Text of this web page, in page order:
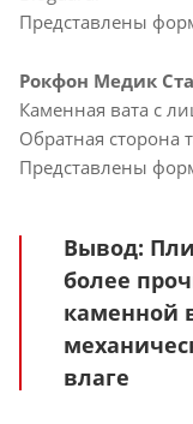
Представлены
Рокфон Медик
Каменная вата с
Обратная сторона
Представлены
Вывод:
более
каменной
влаге